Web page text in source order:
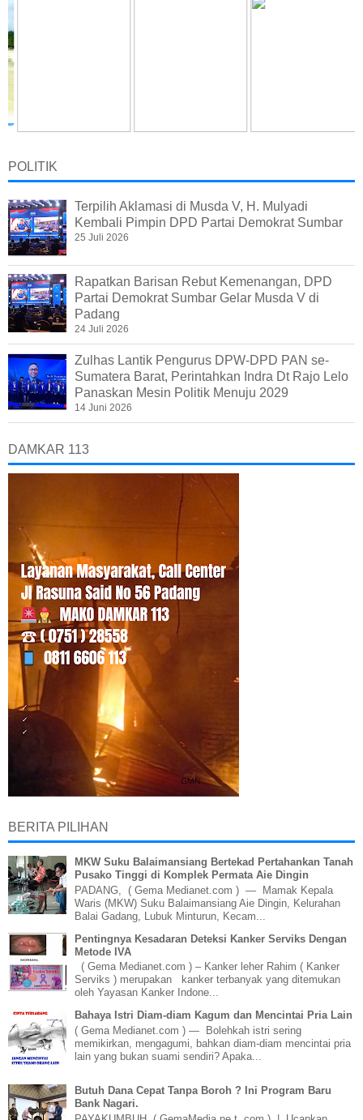
POLITIK
Terpilih Aklamasi di Musda V, H. Mulyadi
Kembali Pimpin DPD Partai Demokrat Sumbar
25 Juli 2026
Rapatkan Barisan Rebut Kemenangan, DPD
Partai Demokrat Sumbar Gelar Musda V di
Padang
24 Juli 2026
Zulhas Lantik Pengurus DPW-DPD PAN se-
Sumatera Barat, Perintahkan Indra Dt Rajo Lelo
Panaskan Mesin Politik Menuju 2029
14 Juni 2026
DAMKAR 113
BERITA PILIHAN
MKW Suku Balaimansiang Bertekad Pertahankan Tanah
Pusako Tinggi di Komplek Permata Aie Dingin
PADANG, ( Gema Medianet.com ) — Mamak Kepala
Waris (MKW) Suku Balaimansiang Aie Dingin, Kelurahan
Balai Gadang, Lubuk Minturun, Kecam...
Pentingnya Kesadaran Deteksi Kanker Serviks Dengan
Metode IVA
( Gema Medianet.com ) – Kanker leher Rahim ( Kanker
Serviks ) merupakan kanker terbanyak yang ditemukan
oleh Yayasan Kanker Indone...
Bahaya Istri Diam-diam Kagum dan Mencintai Pria Lain
( Gema Medianet.com ) — Bolehkah istri sering
memikirkan, mengagumi, bahkan diam-diam mencintai pria
lain yang bukan suami sendiri? Apaka...
Butuh Dana Cepat Tanpa Boroh ? Ini Program Baru
Bank Nagari.